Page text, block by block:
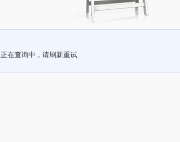
正在查询中，请刷新重试